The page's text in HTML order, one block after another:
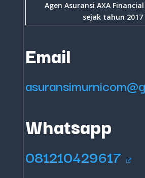
Agen Asuransi AXA
sejak tahun 2017
Email
Whatsapp
081210429617